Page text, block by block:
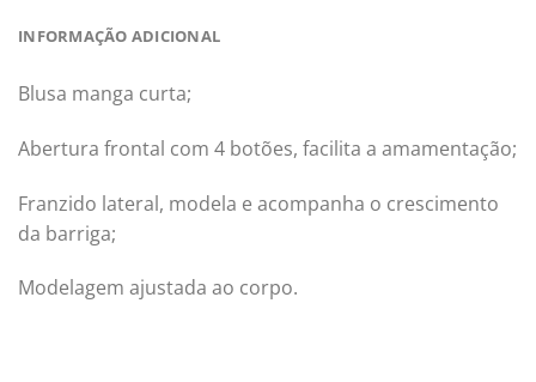
INFORMAÇÃO ADICIONAL
Blusa manga curta;
Abertura frontal com 4 botões, facilita a amamentação;
Franzido lateral, modela e acompanha o crescimento
da barriga;
Modelagem ajustada ao corpo.